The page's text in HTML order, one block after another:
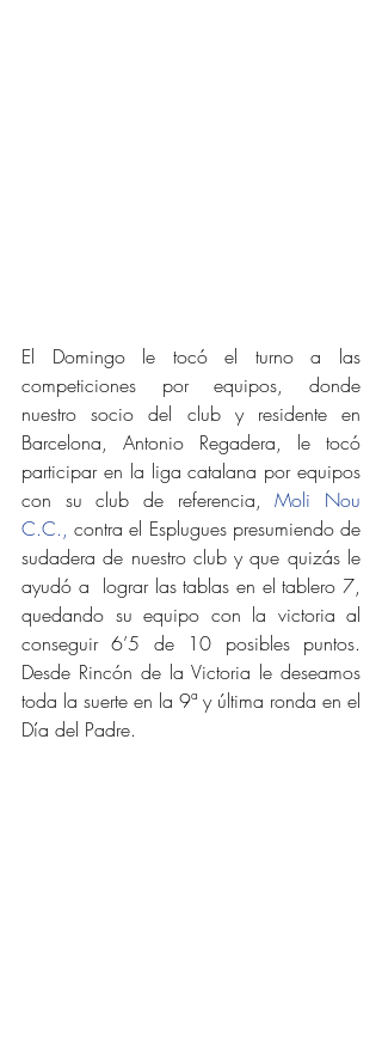
El Domingo le tocó el turno a las
competiciones por equipos, donde
nuestro socio del club y residente en
Barcelona, Antonio Regadera, le tocó
participar en la liga catalana por equipos
con su club de referencia, Moli Nou
C.C., contra el Esplugues presumiendo de
sudadera de nuestro club y que quizás le
ayudó a  lograr las tablas en el tablero 7,
quedando su equipo con la victoria al
conseguir 6’5 de 10 posibles puntos.
Desde Rincón de la Victoria le deseamos
toda la suerte en la 9ª y última ronda en el
Día del Padre.